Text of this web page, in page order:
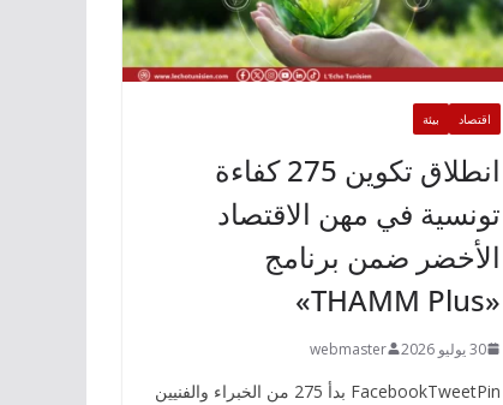
اقتصاد بيئة
انطلاق تكوين 275 كفاءة
تونسية في مهن الاقتصاد
الأخضر ضمن برنامج
«THAMM Plus»
30 يوليو 2026 webmaster
FacebookTweetPin بدأ 275 من الخبراء والفنيين